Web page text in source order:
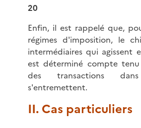
20
Enfin, il est rappelé que,
régimes d'imposition, le
intermédiaires qui agissent
est déterminé compte
des transactions
s'entremettent.
II. Cas particuliers